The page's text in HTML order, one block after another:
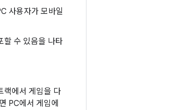
사용자가 모바일
할 수 있음을 나타
랙에서 게임을 다
PC에서 게임에